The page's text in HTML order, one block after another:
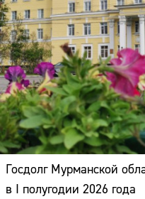
Госдолг Мурманской
в I полугодии 2026 года